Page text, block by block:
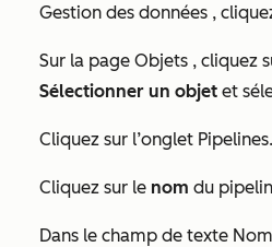
Gestion des données ,
Sur la page Objets , cliquez
Sélectionner un objet et
Cliquez sur l’onglet Pipelines.
Cliquez sur le nom du
Dans le champ de texte